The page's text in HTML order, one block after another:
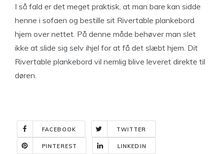
I så fald er det meget praktisk, at man bare kan sidde
henne i sofaen og bestille sit Rivertable plankebord
hjem over nettet. På denne måde behøver man slet
ikke at slide sig selv ihjel for at få det slæbt hjem. Dit
Rivertable plankebord vil nemlig blive leveret direkte til
døren.
FACEBOOK TWITTER
PINTEREST LINKEDIN